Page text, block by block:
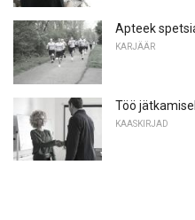
Apteek
KARJÄÄR
Töö
KAASKIRJAD